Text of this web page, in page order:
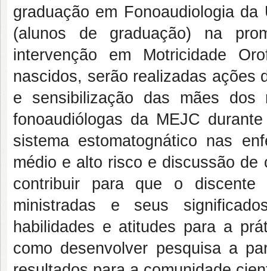
graduação em Fonoaudiologia
(alunos de graduação) na
intervenção em Motricidade
nascidos, serão realizadas ações
e sensibilização das mães dos
fonoaudiólogas da MEJC
sistema estomatognático nas
médio e alto risco e discussão
contribuir para que o discente
ministradas e seus
habilidades e atitudes para a
como desenvolver pesquisa a